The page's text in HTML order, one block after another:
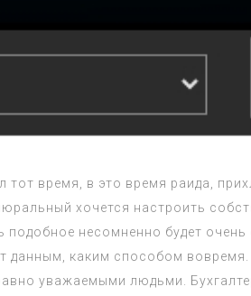
время, в это время раида,
хочется настроить
несомненно будет
данным, каким способом
уважаемыми людьми.